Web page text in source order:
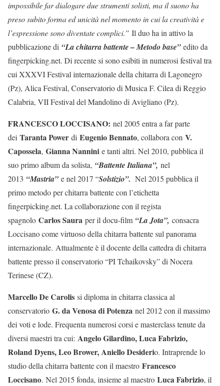
impossibile far dialogare due strumenti solisti, ma il suono ha
preso subito forma ed unicità nel momento in cui la creatività e
l’espressione sono diventate complici.” Il duo ha in attivo la
pubblicazione di “La chitarra battente – Metodo base”edito da
fingerpicking.net. Di recente si sono esibiti in numerosi festival tra
cui XXXVI Festival internazionale della chitarra di Lagonegro
(Pz), Alica Festival, Conservatorio di Musica F. Cilea di Reggio
Calabria, VII Festival del Mandolino di Avigliano (Pz).
FRANCESCO LOCCISANO: nel 2005 entra a far parte
dei Taranta Power di Eugenio Bennato, collabora con V.
Capossela, Gianna Nannini e tanti altri. Nel 2010, pubblica il
suo primo album da solista, “Battente Italiana”, nel
2013 “Mastrìa”e nel 2017 “Solstizio”. Nel 2015 pubblica il
primo metodo per chitarra battente con l’etichetta
fingerpicking.net. La collaborazione con il regista
spagnolo Carlos Saura per il docu-film “La Jota”, consacra
Loccisano come virtuoso della chitarra battente sul panorama
internazionale. Attualmente è il docente della cattedra di chitarra
battente presso il conservatorio “PI Tchaikovsky” di Nocera
Terinese (CZ).
Marcello De Carolis si diploma in chitarra classica al
conservatorio G. da Venosa di Potenza nel 2012 con il massimo
dei voti e lode. Frequenta numerosi corsi e masterclass tenute da
diversi maestri tra cui: Angelo Gilardino, Luca Fabrizio,
Roland Dyens, Leo Brower, Aniello Desiderio. Intraprende lo
studio della chitarra battente con il maestro Francesco
Loccisano. Nel 2015 fonda, insieme al maestro Luca Fabrizio, il